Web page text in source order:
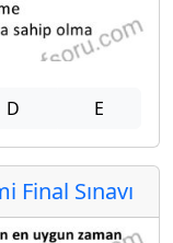
D E
Sınavı